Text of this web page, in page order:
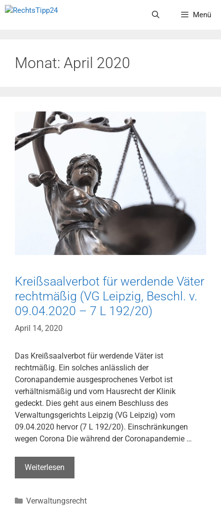
Zum
Menü
Monat: April 2020
Kreißsaalverbot für werdende Väter
rechtmäßig (VG Leipzig, Beschl. v.
09.04.2020 – 7 L 192/20)
April 14, 2020
Das Kreißsaalverbot für werdende Väter ist
rechtmäßig. Ein solches anlässlich der
Coronapandemie ausgesprochenes Verbot ist
verhältnismäßig und vom Hausrecht der Klinik
gedeckt. Dies geht aus einem Beschluss des
Verwaltungsgerichts Leipzig (VG Leipzig) vom
09.04.2020 hervor (7 L 192/20). Einschränkungen
wegen Corona Die während der Coronapandemie …
Weiterlesen
für
Väter
Kategorien
Verwaltungsrecht